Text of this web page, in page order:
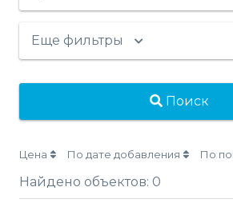
Еще фильтры
Поиск
Цена По дате добавления По
Найдено объектов: 0